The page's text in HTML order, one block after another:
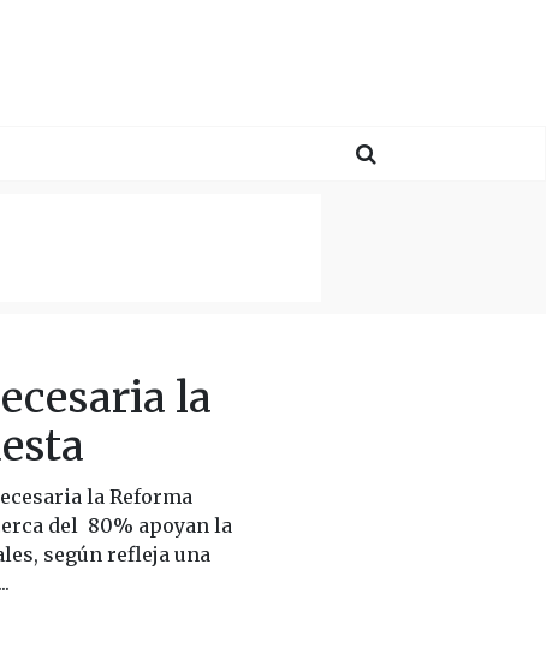
la
la Reforma
del 80% apoyan la
según refleja una